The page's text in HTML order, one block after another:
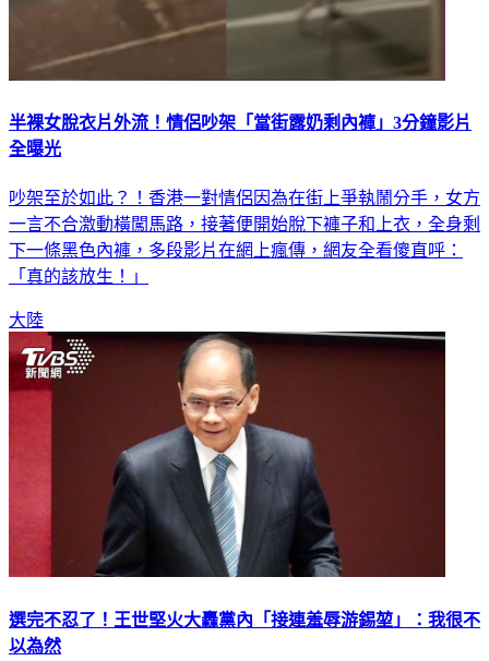
半裸女脫衣片外流！情侶吵架「當街露奶剩內褲」3分鐘影片
全曝光
吵架至於如此？！香港一對情侶因為在街上爭執鬧分手，女方
一言不合激動橫闖馬路，接著便開始脫下褲子和上衣，全身剩
下一條黑色內褲，多段影片在網上瘋傳，網友全看傻直呼：
「真的該放生！」
大陸
選完不忍了！王世堅火大轟黨內「接連羞辱游錫堃」：我很不
以為然